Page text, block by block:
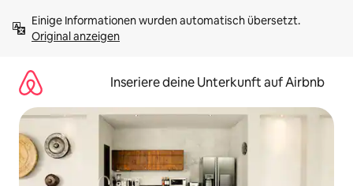
Inhalten
springenOriginal anzeigen
Inseriere deine Unterkunft auf Airbnb